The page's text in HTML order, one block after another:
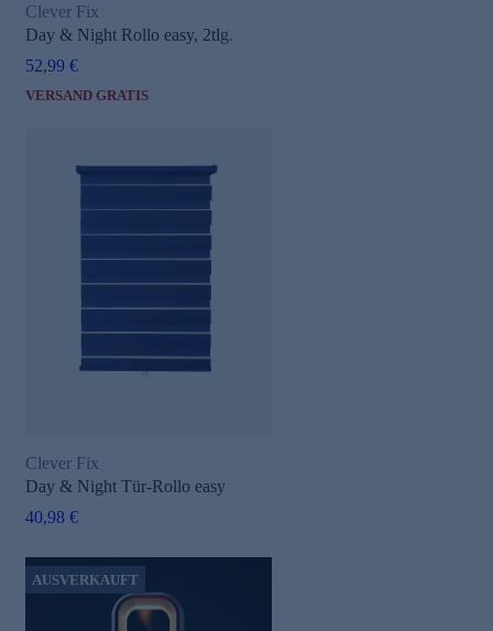
Clever Fix
Day & Night Rollo easy, 2tlg.
52,99 €
VERSAND GRATIS
Clever Fix
Day & Night Tür-Rollo easy
40,98 €
AUSVERKAUFT